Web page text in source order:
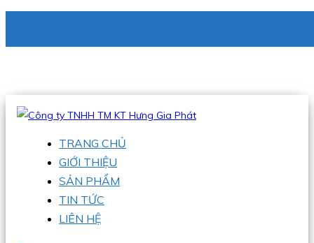
Hotline:0938 336 079
TRANG CHỦ
GIỚI THIỆU
SẢN PHẨM
TIN TỨC
LIÊN HỆ